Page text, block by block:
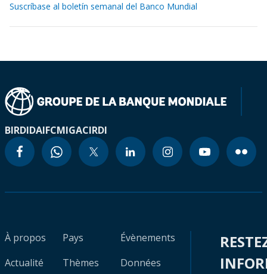
Suscríbase al boletín semanal del Banco Mundial
BIRDIDAIFCMIGACIRDI
À propos
Actualité
Pays
Thèmes
Évènements
Données